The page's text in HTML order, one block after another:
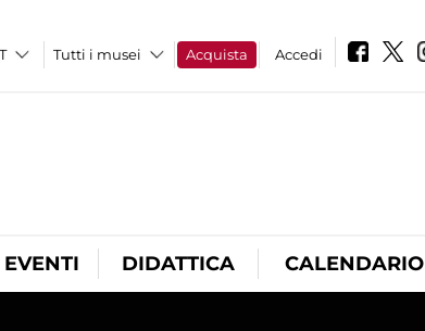
Tutti i musei Acquista Accedi
EVENTI DIDATTICA CALENDARIO